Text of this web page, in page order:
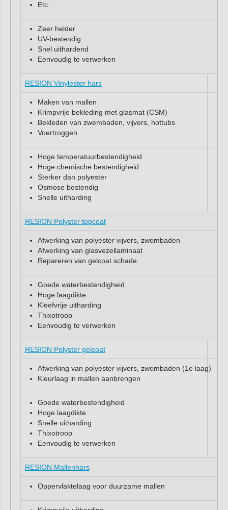
Etc.
Zeer helder
UV-bestendig
Snel uithardend
Eenvoudig te verwerken
RESION Vinylester hars
Maken van mallen
Krimpvrije bekleding met glasmat (CSM)
Bekleden van zwembaden, vijvers, hottubs
Voertroggen
Hoge temperatuurbestendigheid
Hoge chemische bestendigheid
Sterker dan polyester
Osmose bestendig
Snelle uitharding
RESION Polyster topcoat
Afwerking van polyester vijvers, zwembaden
Afwerking van glasvezellaminaat
Repareren van gelcoat schade
Goede waterbestendigheid
Hoge laagdikte
Kleefvrije uitharding
Thixotroop
Eenvoudig te verwerken
RESION Polyster gelcoat
Afwerking van polyester vijvers, zwembaden (1e laag)
Kleurlaag in mallen aanbrengen
Goede waterbestendigheid
Hoge laagdikte
Snelle uitharding
Thixotroop
Eenvoudig te verwerken
RESION Mallenhars
Oppervlaktelaag voor duurzame mallen